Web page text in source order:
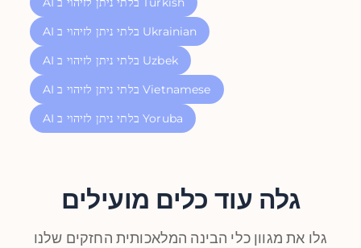
AI בלתי ניתן לזיהוי ב Ukrainian
AI בלתי ניתן לזיהוי ב Uzbek
AI בלתי ניתן לזיהוי ב Vietnamese
AI בלתי ניתן לזיהוי ב Yoruba
גלה עוד כלים מועילים
גלו את מגוון כלי הבינה המלאכותית החזקים שלנו